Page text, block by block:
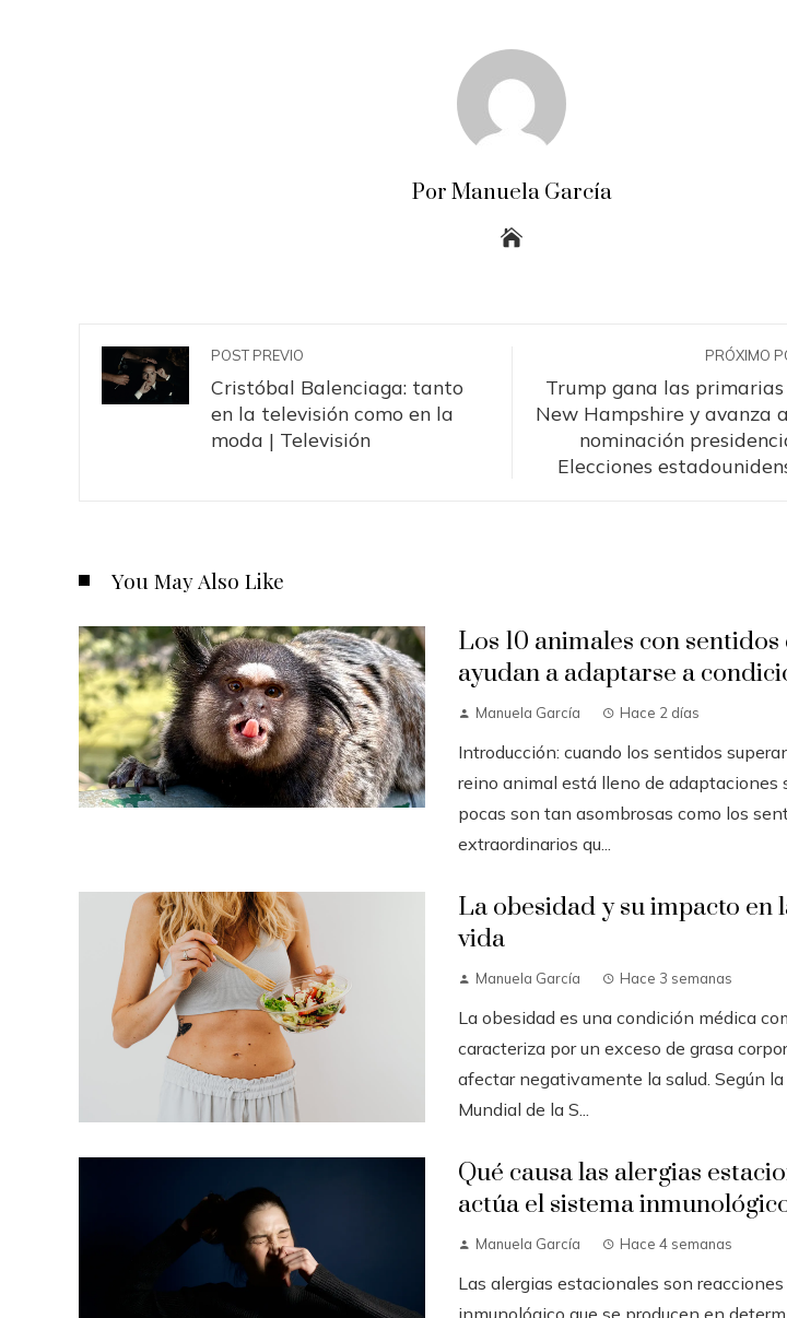
Por Manuela García
POST PREVIO
Cristóbal Balenciaga: tanto
en la televisión como en la
moda | Televisión
PRÓXIMO
Trump gana las primarias
New Hampshire y avanza
nominación
Elecciones
You May Also Like
Los 10 animales con sentidos
ayudan a adaptarse a
Manuela García Hace 2 días
Introducción: cuando los sentidos
reino animal está lleno de adaptaciones
pocas son tan asombrosas como los
extraordinarios qu...
La obesidad y su impacto en
vida
Manuela García Hace 3 semanas
La obesidad es una condición médica
caracteriza por un exceso de grasa
afectar negativamente la salud. Según
Mundial de la S...
Qué causa las alergias
actúa el sistema
Manuela García Hace 4 semanas
Las alergias estacionales son
inmunológico que se producen en